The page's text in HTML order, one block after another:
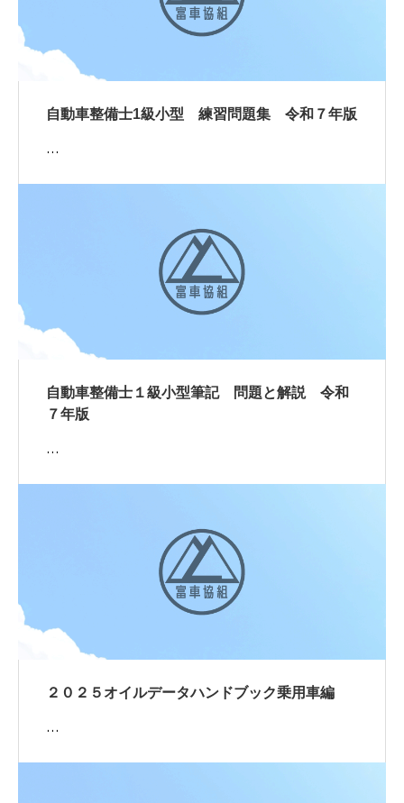
自動車整備士1級小型 練習問題集 令和７年版
…
自動車整備士１級小型筆記 問題と解説 令和
７年版
…
２０２５オイルデータハンドブック乗用車編
…